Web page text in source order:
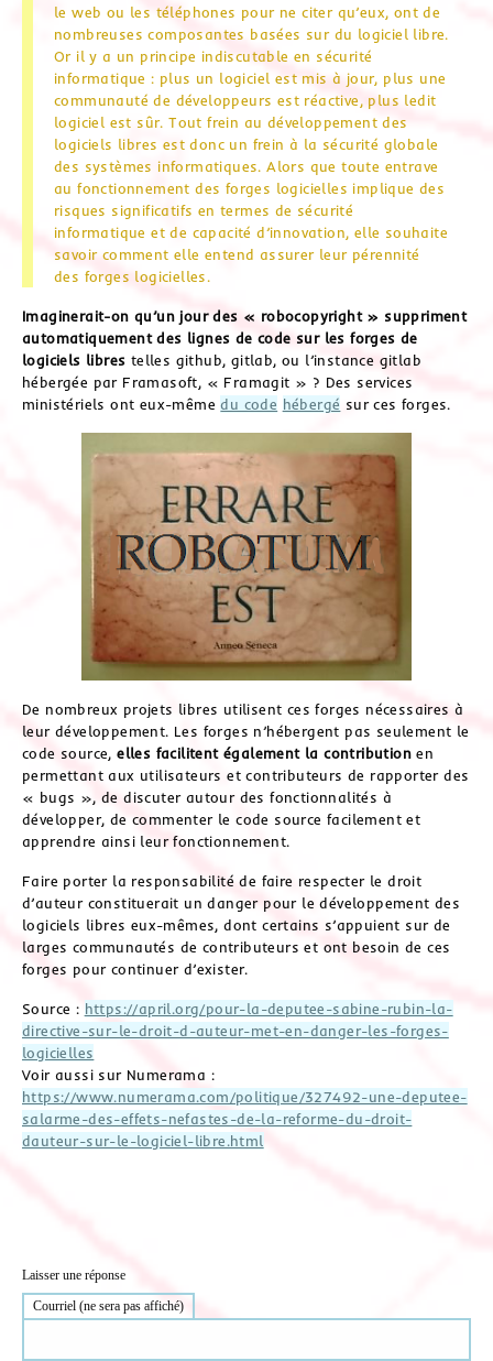
le web ou les téléphones pour ne citer qu’eux, ont de
nombreuses composantes basées sur du logiciel libre.
Or il y a un principe indiscutable en sécurité
informatique : plus un logiciel est mis à jour, plus une
communauté de développeurs est réactive, plus ledit
logiciel est sûr. Tout frein au développement des
logiciels libres est donc un frein à la sécurité globale
des systèmes informatiques. Alors que toute entrave
au fonctionnement des forges logicielles implique des
risques significatifs en termes de sécurité
informatique et de capacité d’innovation, elle souhaite
savoir comment elle entend assurer leur pérennité
des forges logicielles.
Imaginerait-on qu’un jour des « robocopyright » suppriment
automatiquement des lignes de code sur les forges de
logiciels libres telles github, gitlab, ou l’instance gitlab
hébergée par Framasoft, « Framagit » ? Des services
ministériels ont eux-mêmedu code hébergé sur ces forges.
De nombreux projets libres utilisent ces forges nécessaires à
leur développement. Les forges n’hébergent pas seulement le
code source,elles facilitent également la contribution en
permettant aux utilisateurs et contributeurs de rapporter des
« bugs », de discuter autour des fonctionnalités à
développer, de commenter le code source facilement et
apprendre ainsi leur fonctionnement.
Faire porter la responsabilité de faire respecter le droit
d’auteur constituerait un danger pour le développement des
logiciels libres eux-mêmes, dont certains s’appuient sur de
larges communautés de contributeurs et ont besoin de ces
forges pour continuer d’exister.
Source : https://april.org/pour-la-deputee-sabine-rubin-la-
directive-sur-le-droit-d-auteur-met-en-danger-les-forges-
logicielles
Voir aussi sur Numerama :
https://www.numerama.com/politique/327492-une-deputee-
salarme-des-effets-nefastes-de-la-reforme-du-droit-
dauteur-sur-le-logiciel-libre.html
Laisser une réponse
Courriel (ne sera pas affiché)